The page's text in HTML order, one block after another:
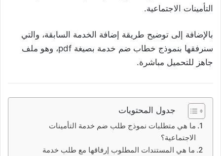
التأمينات الاجتماعية.
بالإضافة إلى توضيح طريقة إضافة الخدمة السابقة، والتي
سنرفقها بنموذج خطاب ضم خدمة بصيغة pdf، وهو ملف
جاهز للتحميل مباشرة.
جدول المحتويات
ما هي متطلبات نموذج طلب ضم خدمة التأمينات
الاجتماعية؟
ما هي المستندات المطلوب إرفاقها مع طلب خدمة